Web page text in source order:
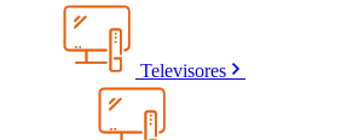
Televisores